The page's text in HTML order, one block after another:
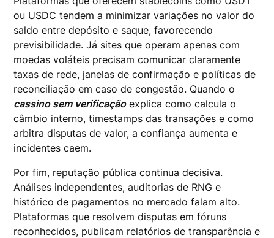
ou USDC tendem a minimizar variações no valor do
saldo entre depósito e saque, favorecendo
previsibilidade. Já sites que operam apenas com
moedas voláteis precisam comunicar claramente
taxas de rede, janelas de confirmação e políticas de
reconciliação em caso de congestão. Quando o
cassino sem verificaçãoexplica como calcula o
câmbio interno, timestamps das transações e como
arbitra disputas de valor, a confiança aumenta e
incidentes caem.
Por fim, reputação pública continua decisiva.
Análises independentes, auditorias de RNG e
histórico de pagamentos no mercado falam alto.
Plataformas que resolvem disputas em fóruns
reconhecidos, publicam relatórios de transparência e